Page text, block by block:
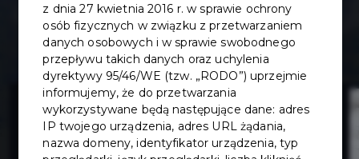
Utwardzenie
z dnia 27 kwietnia 2016 r. w sprawie ochrony
osób fizycznych w związku z przetwarzaniem
danych osobowych i w sprawie swobodnego
przepływu takich danych oraz uchylenia
dyrektywy 95/46/WE (tzw. „RODO”) uprzejmie
informujemy, że do przetwarzania
wykorzystywane będą następujące dane: adres
IP twojego urządzenia, adres URL żądania,
nazwa domeny, identyfikator urządzenia, typ